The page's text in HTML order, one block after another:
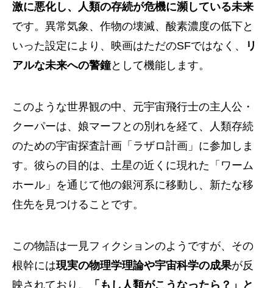
激に悪化し、人類の存続が危機に瀕している未来
です。異常気象、作物の壊滅、酸素濃度の低下と
いった設定により、映画はただのSFではなく、
リ
アルな未来への警鐘として機能します。
このような世界観の中、元宇宙飛行士の主人公・
クーパーは、娘マーフとの別れを経て、人類存続
のための宇宙探査計画「ラザロ計画」に参加しま
す。彼らの目的は、土星の近くに現れた「ワーム
ホール」を通じて他の銀河系に移動し、新たな移
住先を見つけることです。
この物語は一見フィクションのようですが、その
根幹には現実の物理学理論や宇宙科学の成果が反
映されており、
「もし人類がこうなったら？」と